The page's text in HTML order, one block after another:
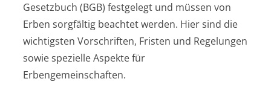
Gesetzbuch (BGB) festgelegt und müssen von
Erben sorgfältig beachtet werden. Hier sind die
wichtigsten Vorschriften, Fristen und Regelungen
sowie spezielle Aspekte für
Erbengemeinschaften.